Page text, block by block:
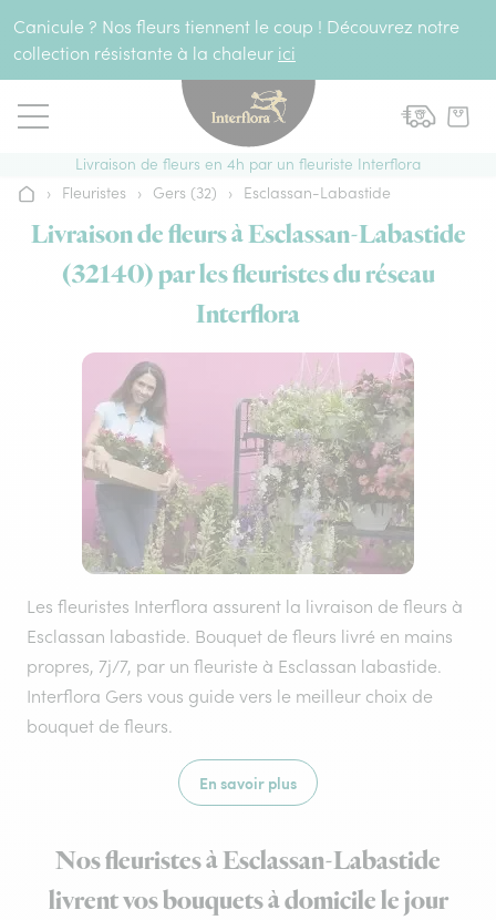
Canicule ? Nos fleurs tiennent le coup ! Découvrez notre
collection résistante à la chaleur ici
Livraison de fleurs en 4h par un fleuriste Interflora
Accueil
› Fleuristes › Gers (32) › Esclassan-Labastide
Livraison de fleurs à Esclassan-Labastide
(32140) par les fleuristes du réseau
Interflora
Les fleuristes Interflora assurent la livraison de fleurs à
Esclassan labastide. Bouquet de fleurs livré en mains
propres, 7j/7, par un fleuriste à Esclassan labastide.
Interflora Gers vous guide vers le meilleur choix de
bouquet de fleurs.
En savoir plus
Nos fleuristes à Esclassan-Labastide
livrent vos bouquets à domicile le jour